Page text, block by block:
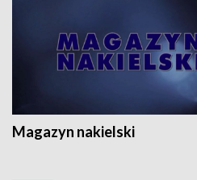
Magazyn nakielski